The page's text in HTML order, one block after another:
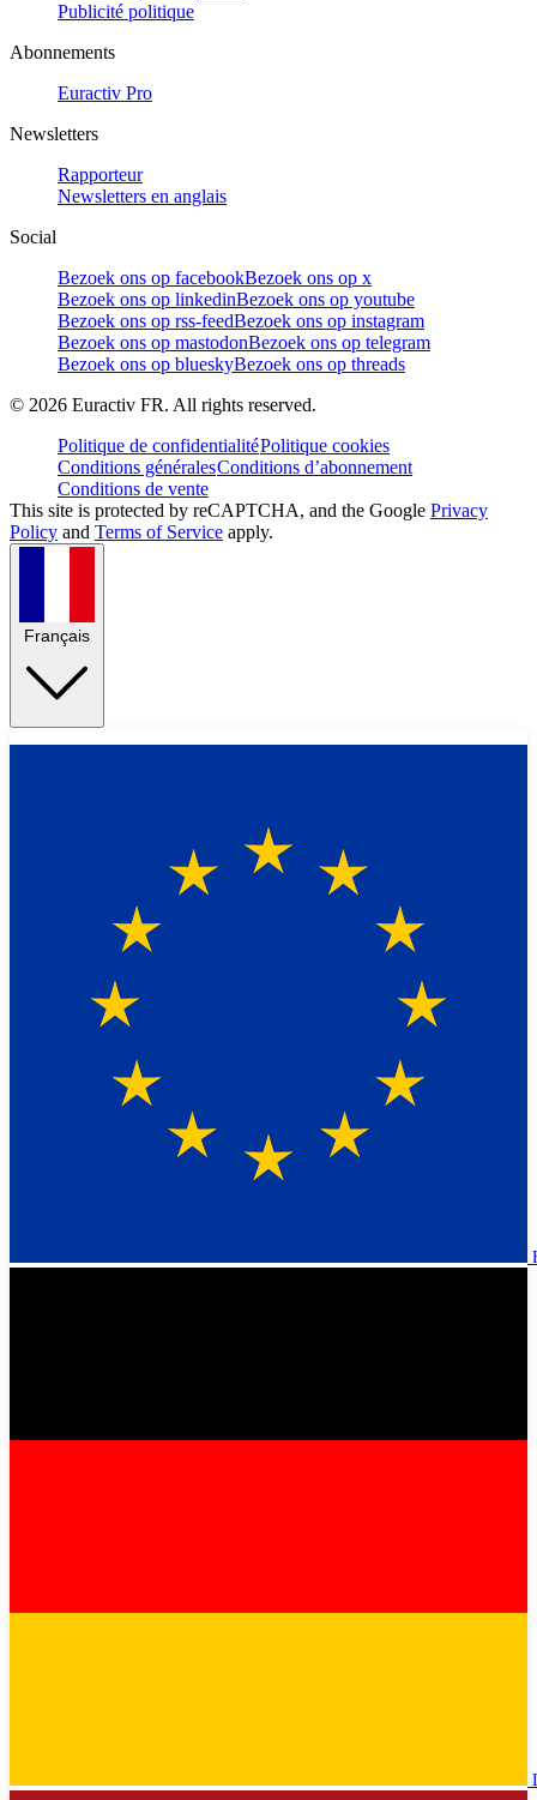
Publicité politique
Abonnements
Euractiv Pro
Newsletters
Rapporteur
Newsletters en anglais
Social
Bezoek ons op facebookBezoek ons op x
Bezoek ons op linkedinBezoek ons op youtube
Bezoek ons op rss-feedBezoek ons op instagram
Bezoek ons op mastodonBezoek ons op telegram
Bezoek ons op blueskyBezoek ons op threads
© 2026 Euractiv FR. All rights reserved.
Politique de confidentialitéPolitique cookies
Conditions généralesConditions d’abonnement
Conditions de vente
This site is protected by reCAPTCHA, and the Google Privacy
Policy and Terms of Service apply.
Français